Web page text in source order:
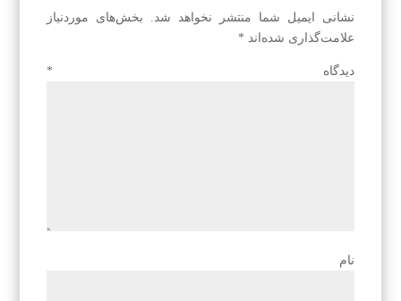
نشانی ایمیل شما منتشر نخواهد شد.
بخش‌های موردنیاز
علامت‌گذاری شده‌اند *
دیدگاه *
نام